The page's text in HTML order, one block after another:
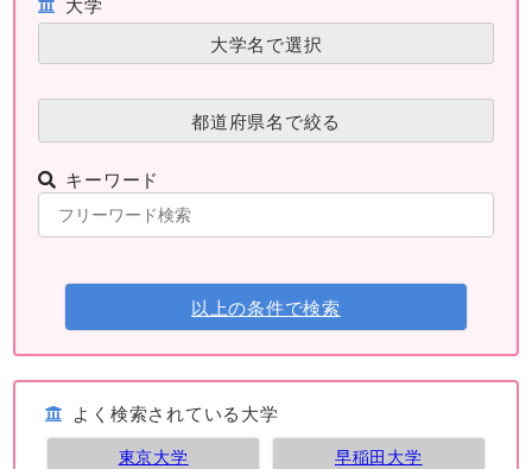
大学名で選択
都道府県名で絞る
キーワード
以上の条件で検索
よく検索されている大学
東京大学
早稲田大学